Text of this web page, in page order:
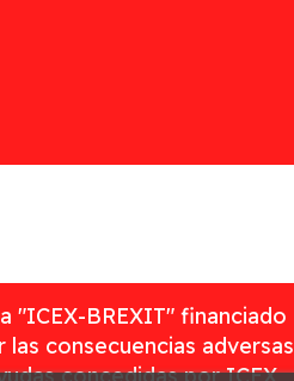
"ICEX-BREXIT" financiado
consecuencias adversas